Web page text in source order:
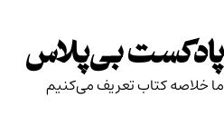
to
content
پادکست بی‌پلاس
ما خلاصه کتاب تعریف می‌کنیم